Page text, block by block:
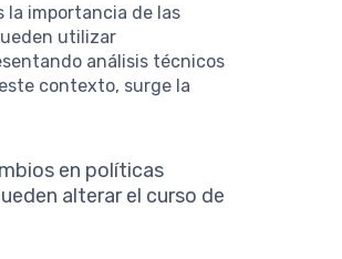
la importancia de las
utilizar
análisis técnicos
contexto, surge la
en políticas
alterar el curso de